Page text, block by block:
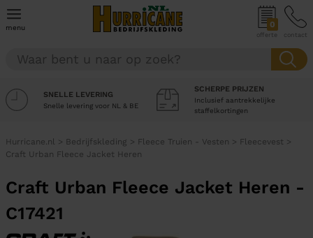
menu 0
offerte contact
SNELLE LEVERING
Snelle levering voor NL & BE
SCHERPE PRIJZEN
Inclusief aantrekkelijke
staffelkortingen
Hurricane.nl > Bedrijfskleding > Fleece Truien - Vesten > Fleecevest >
Craft Urban Fleece Jacket Heren
Craft Urban Fleece Jacket Heren -
C17421